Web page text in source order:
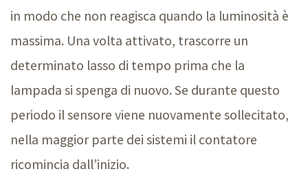
in modo che non reagisca quando la luminosità è
massima. Una volta attivato, trascorre un
determinato lasso di tempo prima che la
lampada si spenga di nuovo. Se durante questo
periodo il sensore viene nuovamente sollecitato,
nella maggior parte dei sistemi il contatore
ricomincia dall’inizio.